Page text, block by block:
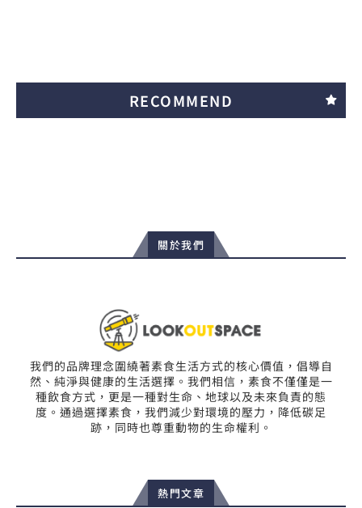
RECOMMEND
關於我們
我們的品牌理念圍繞著素食生活方式的核心價值，倡導自
然、純淨與健康的生活選擇。我們相信，素食不僅僅是一
種飲食方式，更是一種對生命、地球以及未來負責的態
度。通過選擇素食，我們減少對環境的壓力，降低碳足
跡，同時也尊重動物的生命權利。
熱門文章